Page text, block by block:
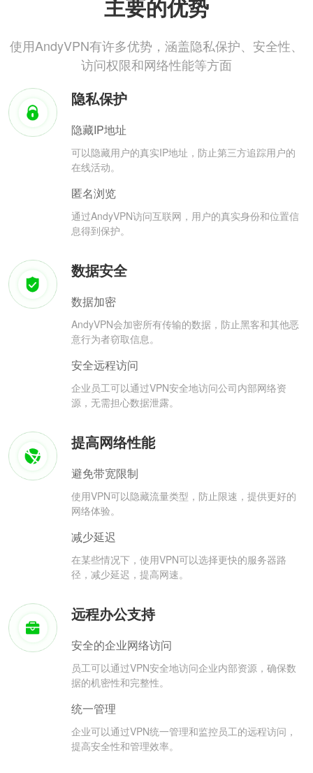
主要的优势
使用AndyVPN有许多优势，涵盖隐私保护、安全性、
访问权限和网络性能等方面
隐私保护
隐藏IP地址
可以隐藏用户的真实IP地址，防止第三方追踪用户的
在线活动。
匿名浏览
通过AndyVPN访问互联网，用户的真实身份和位置信
息得到保护。
数据安全
数据加密
AndyVPN会加密所有传输的数据，防止黑客和其他恶
意行为者窃取信息。
安全远程访问
企业员工可以通过VPN安全地访问公司内部网络资
源，无需担心数据泄露。
提高网络性能
避免带宽限制
使用VPN可以隐藏流量类型，防止限速，提供更好的
网络体验。
减少延迟
在某些情况下，使用VPN可以选择更快的服务器路
径，减少延迟，提高网速。
远程办公支持
安全的企业网络访问
员工可以通过VPN安全地访问企业内部资源，确保数
据的机密性和完整性。
统一管理
企业可以通过VPN统一管理和监控员工的远程访问，
提高安全性和管理效率。